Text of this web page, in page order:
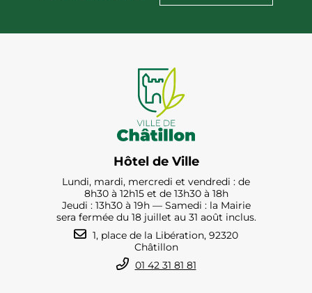
Hôtel de Ville
Lundi, mardi, mercredi et vendredi : de
8h30 à 12h15 et de 13h30 à 18h
Jeudi : 13h30 à 19h — Samedi : la Mairie
sera fermée du 18 juillet au 31 août inclus.
1, place de la Libération, 92320
Châtillon
01 42 31 81 81